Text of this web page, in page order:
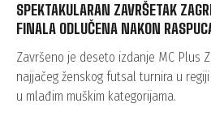
SPEKTAKULARAN ZAVRŠETAK
FINALA ODLUČENA NAKON
Završeno je deseto izdanje MC Plus
najjačeg ženskog futsal turnira u
u mlađim muškim kategorijama.